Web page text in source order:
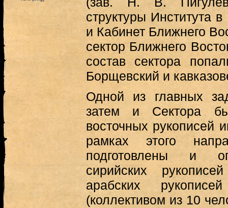
структуры Института
и Кабинет Ближнего
сектор Ближнего
состав сектора
Борщевский и
Одной из главных
затем и Сектора
восточных рукописей
рамках этого
подготовлены и
сирийских
арабских
(коллективом из 10